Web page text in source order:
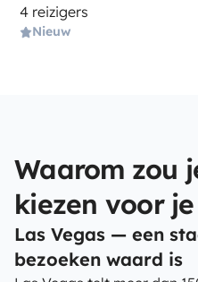
4 reizigers
Nieuw
Waarom zou
kiezen voor
Las Vegas — een
bezoeken waard is